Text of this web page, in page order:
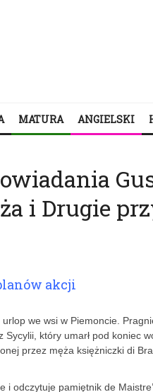
MATURA ANGIELSKI
i Drugie
akcji
we wsi w Piemoncie.
który umarł pod koniec
przez męża księżniczki di
i odczytuje pamiętnik de